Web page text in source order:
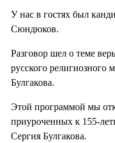
У нас в гостях был
Сюндюков.
Разговор шел о теме
русского религиозного
Булгакова.
Этой программой мы
приуроченных к 155-
Сергия Булгакова.